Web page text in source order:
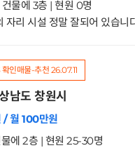
물에 3층 | 현원 0명
확인매물-추천 26.07.11
남도 창원시
월 100만원
에 2층 | 현원 25-30명